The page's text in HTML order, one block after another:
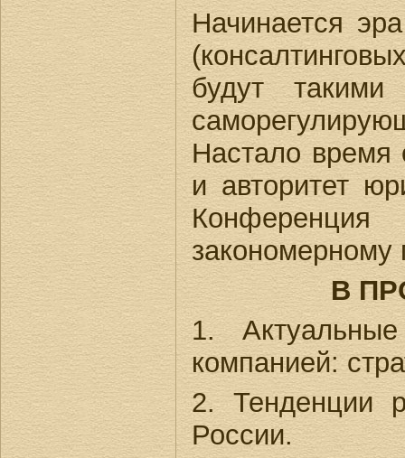
Начинается
будут
Настало время
и авторитет
закономерному
В
1.
компанией:
2. Тенденции
России.